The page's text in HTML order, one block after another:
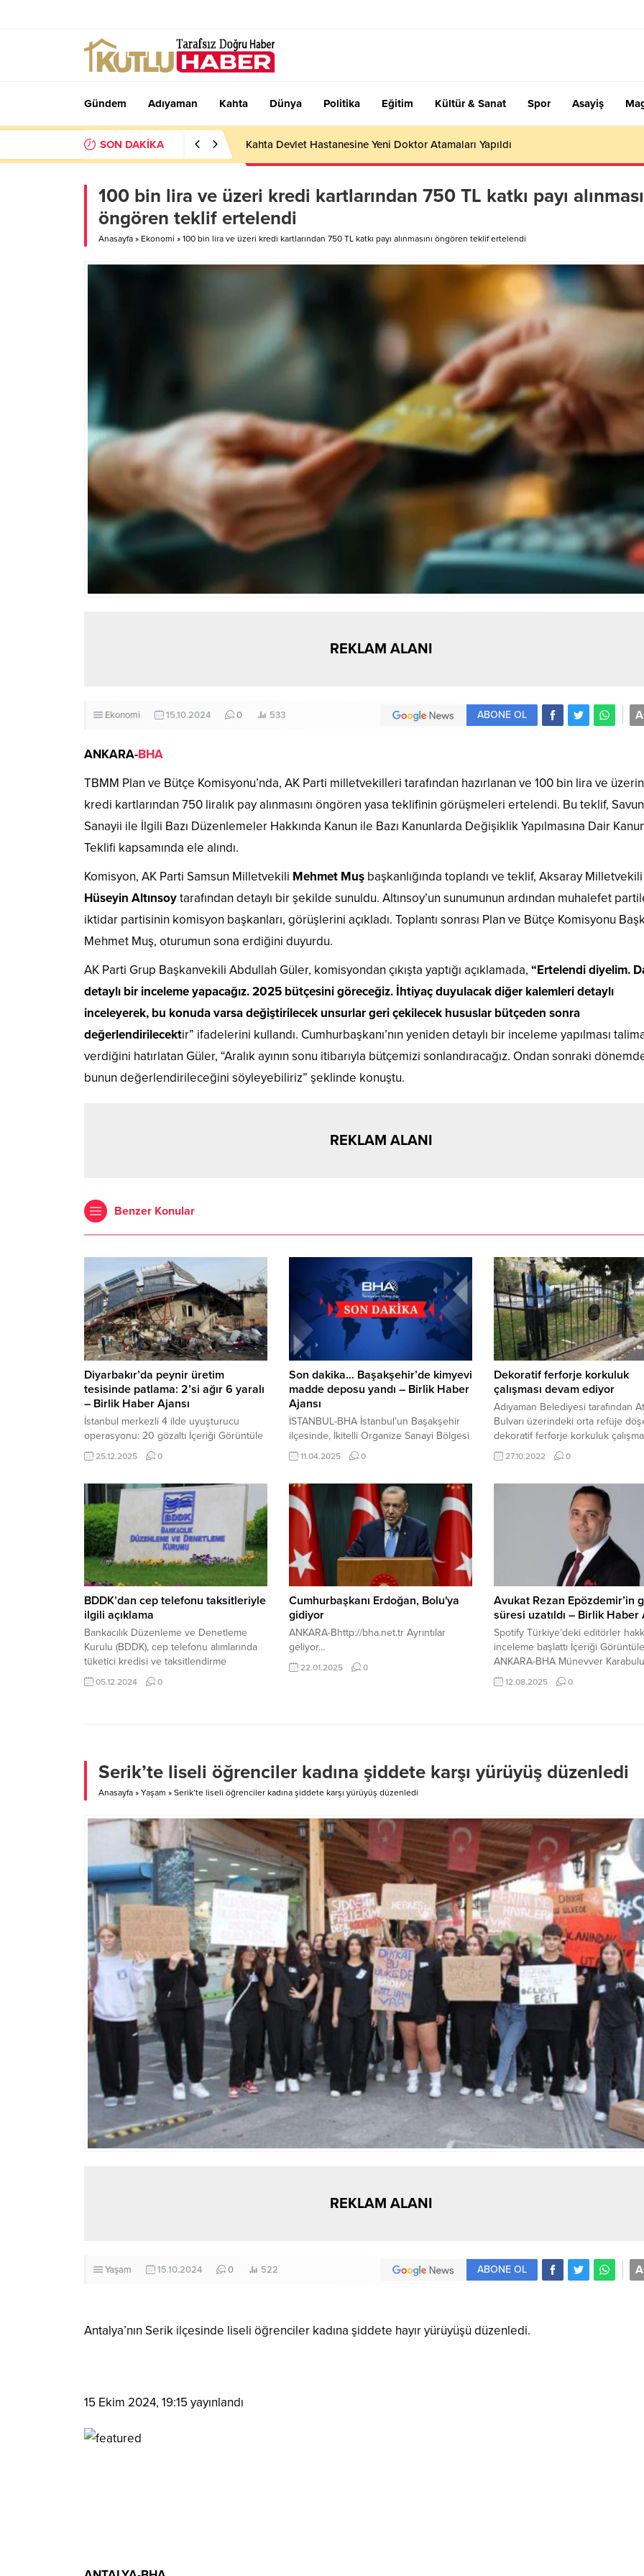
Gündem Adıyaman Kahta Dünya Politika Eğitim Kültür & Sanat Spor Asayiş
SON DAKİKA Kahta Devlet Hastanesine Yeni Doktor Atamaları Yapıldı
100 bin lira ve üzeri kredi kartlarından 750 TL katkı payı
öngören teklif ertelendi
Anasayfa » Ekonomi » 100 bin lira ve üzeri kredi kartlarından 750 TL katkı payı alınmasını öngören teklif ertelendi
REKLAM ALANI
Ekonomi 15.10.2024 0 533 A
ABONE OL
ANKARA-BHA
TBMM Plan ve Bütçe Komisyonu’nda, AK Parti milletvekilleri tarafından hazırlanan ve 100 bin lira ve
kredi kartlarından 750 liralık pay alınmasını öngören yasa teklifinin görüşmeleri ertelendi. Bu teklif,
Sanayii ile İlgili Bazı Düzenlemeler Hakkında Kanun ile Bazı Kanunlarda Değişiklik Yapılmasına Dair
Teklifi kapsamında ele alındı.
Komisyon, AK Parti Samsun Milletvekili Mehmet Muş başkanlığında toplandı ve teklif, Aksaray Milletvekili
Hüseyin Altınsoytarafından detaylı bir şekilde sunuldu. Altınsoy’un sunumunun ardından muhalefet
iktidar partisinin komisyon başkanları, görüşlerini açıkladı. Toplantı sonrası Plan ve Bütçe Komisyonu
Mehmet Muş, oturumun sona erdiğini duyurdu.
AK Parti Grup Başkanvekili Abdullah Güler, komisyondan çıkışta yaptığı açıklamada, “Ertelendi diyelim.
detaylı bir inceleme yapacağız. 2025 bütçesini göreceğiz. İhtiyaç duyulacak diğer kalemleri detaylı
inceleyerek, bu konuda varsa değiştirilecek unsurlar geri çekilecek hususlar bütçeden sonra
değerlendirilecektir” ifadelerini kullandı. Cumhurbaşkanı’nın yeniden detaylı bir inceleme yapılması
verdiğini hatırlatan Güler, “Aralık ayının sonu itibarıyla bütçemizi sonlandıracağız. Ondan sonraki
bunun değerlendirileceğini söyleyebiliriz” şeklinde konuştu.
REKLAM ALANI
Benzer Konular
Diyarbakır’da peynir üretim
tesisinde patlama: 2’si ağır 6 yaralı
– Birlik Haber Ajansı
İstanbul merkezli 4 ilde uyuşturucu
operasyonu: 20 gözaltı İçeriği Görüntüle
DİYARBAKIR-BHA Olay, kırsal Bintaş
Mahallesi’nde bulunan tek katlı peynir
bilgilere göre, tesisin kalorifer kazanında,
henüz belirlenemeyen bir nedenle
patlama meydana geldi. İhbar üzerine
bölgeye itfaiye, 112 Acil Sağlık ekipleri,
Çermik Belediyesi Arama ve Kurtarma
ekipleri ile...
25.12.2025 0
Son dakika… Başakşehir’de kimyevi
madde deposu yandı – Birlik Haber
Ajansı
İSTANBUL-BHA İstanbul’un Başakşehir
ilçesinde, İkitelli Organize Sanayi Bölgesi
içerisinde yer alan bir kimyasal madde
deposunda yangın çıktı. Ziya Gökalp
bulunan ve çeşitli kimyevi maddelerin
depolandığı alanda, nedeni henüz tespit
edilemeyen bir yangın meydana geldi.
Bayram’da Yolcu Rekoru Kırıldı Yangın
ihbarı üzerine olay yerine çok sayıda
itfaiye...
11.04.2025 0
Dekoratif ferforje korkuluk
çalışması devam ediyor
Adıyaman Belediyesi tarafından
Bulvarı üzerindeki orta refüje
dekoratif ferforje korkuluk
devam ediyor. Adıyaman
ve Bahçeler Müdürlüğü,
gerçekleştirilen asfalt yenileme
çalışmaları kapsamında yaya ve
trafiği güvenliği için orta refüje
ferforje korkuluk döşüyor.
çalışmalar hakkında bilgi veren
27.10.2022 0
BDDK’dan cep telefonu taksitleriyle
ilgili açıklama
Bankacılık Düzenleme ve Denetleme
Kurulu (BDDK), cep telefonu alımlarında
tüketici kredisi ve taksitlendirme
şartlarında yeni bir düzenlemeye gitti. 5
Aralık 2024, 20:53 yayınlandı ANKARA-
05.12.2024 0
Cumhurbaşkanı Erdoğan, Bolu'ya
gidiyor
ANKARA-Bhttp://bha.net.tr Ayrıntılar
geliyor…
22.01.2025 0
Avukat Rezan Epözdemir’in
süresi uzatıldı – Birlik Haber
Spotify Türkiye’deki editörler
inceleme başlattı İçeriği Görüntüle
ANKARA-BHA Münevver
Gültekin ve Mattia Ahmet Minguzzi
cinayet davalarında mağdur
Başsavcılığı’nın talimatıyla başlatılan
soruşturma kapsamında üç gündür
12.08.2025 0
Serik’te liseli öğrenciler kadına şiddete karşı yürüyüş düzenledi
Anasayfa » Yaşam » Serik’te liseli öğrenciler kadına şiddete karşı yürüyüş düzenledi
REKLAM ALANI
Yaşam 15.10.2024 0 522 A
ABONE OL
Antalya’nın Serik ilçesinde liseli öğrenciler kadına şiddete hayır yürüyüşü düzenledi.
15 Ekim 2024, 19:15 yayınlandı